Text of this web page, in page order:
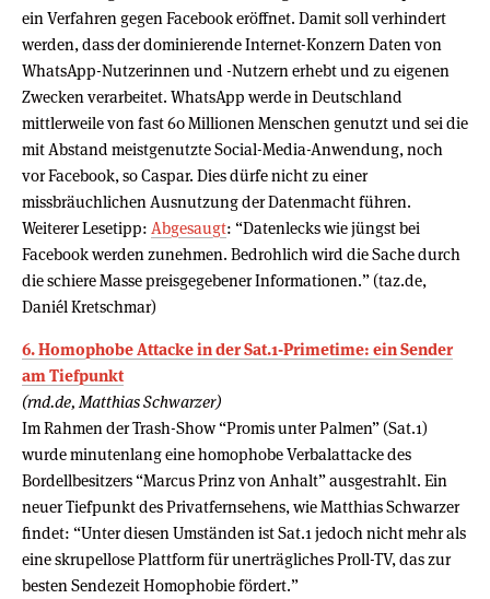
ein Verfahren gegen Facebook eröffnet. Damit soll verhindert
werden, dass der dominierende Internet-Konzern Daten von
WhatsApp-Nutzerinnen und -Nutzern erhebt und zu eigenen
Zwecken verarbeitet. WhatsApp werde in Deutschland
mittlerweile von fast 60 Millionen Menschen genutzt und sei die
mit Abstand meistgenutzte Social-Media-Anwendung, noch
vor Facebook, so Caspar. Dies dürfe nicht zu einer
missbräuchlichen Ausnutzung der Datenmacht führen.
Weiterer Lesetipp: Abgesaugt: “Datenlecks wie jüngst bei
Facebook werden zunehmen. Bedrohlich wird die Sache durch
die schiere Masse preisgegebener Informationen.” (taz.de,
Daniél Kretschmar)
6. Homophobe Attacke in der Sat.1-Primetime: ein Sender
am Tiefpunkt
(rnd.de, Matthias Schwarzer)
Im Rahmen der Trash-Show “Promis unter Palmen” (Sat.1)
wurde minutenlang eine homophobe Verbalattacke des
Bordellbesitzers “Marcus Prinz von Anhalt” ausgestrahlt. Ein
neuer Tiefpunkt des Privatfernsehens, wie Matthias Schwarzer
findet: “Unter diesen Umständen ist Sat.1 jedoch nicht mehr als
eine skrupellose Plattform für unerträgliches Proll-TV, das zur
besten Sendezeit Homophobie fördert.”